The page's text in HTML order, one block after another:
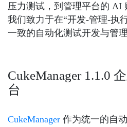
压力测试，到管理平台的 AI
我们致力于在“开发-管理-执
一致的自动化测试开发与管理
CukeManager 1.1.0
台
CukeManager 作为统一的自